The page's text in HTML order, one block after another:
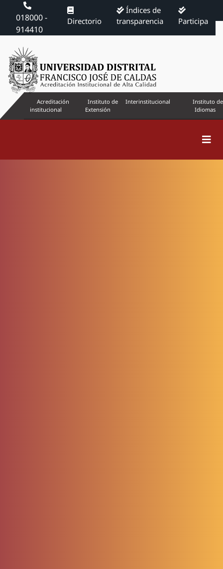
018000 -
914410
Directorio
Índices de
transparencia
Participa
Acreditación
institucional
Instituto de
Extensión
Interinstitucional
Instituto de
Idiomas